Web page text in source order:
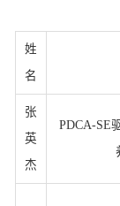
姓
名
张
英
杰
PDCA-SE